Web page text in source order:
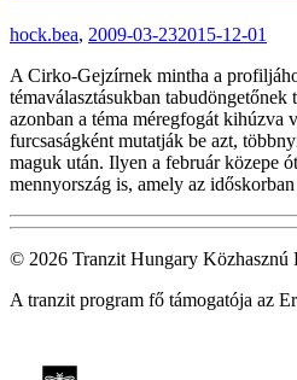
hock.bea, 2009-03-232015-12-01
A Cirko-Gejzírnek mintha a
témaválasztásukban
azonban a téma méregfogát kihúzva
furcsaságként mutatják be azt,
maguk után. Ilyen a február közepe
mennyország is, amely az
© 2026 Tranzit Hungary Közhasznú
A tranzit program fő támogatója az